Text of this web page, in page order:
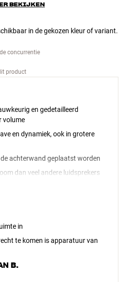
BEKIJKEN
in de gekozen kleur of variant.
concurrentie
product
en gedetailleerd
volume
en dynamiek, ook in grotere
achterwand geplaatst worden
dan veel andere luidsprekers
in
te komen is apparatuur van
B.